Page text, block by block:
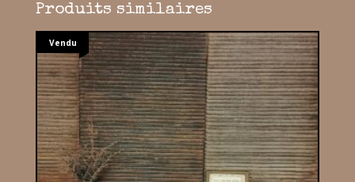
Produits similaires
Vendu